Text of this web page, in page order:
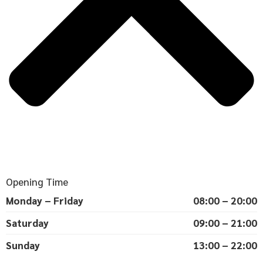
Opening Time
Monday – Friday
08:00 – 20:00
Saturday
09:00 – 21:00
Sunday
13:00 – 22:00